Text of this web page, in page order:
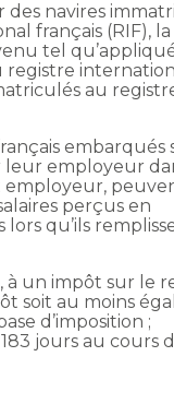
des navires
français (RIF), la
tel
registre
au
embarqués
leur employeur
employeur,
perçus en
lors qu’ils
à un impôt sur le
soit au moins
d’imposition ;
jours au cours